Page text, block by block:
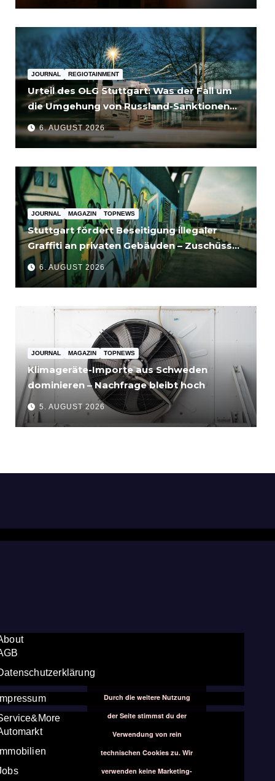
JOURNAL REGIOTAINMENT
Urteil des OLG Stuttgart: Was der Fall um
die Umgehung von Russland-Sanktionen
für Unternehmen bedeutet
6. AUGUST 2026
JOURNAL MAGAZIN TOPNEWS
Stuttgart fördert Beseitigung illegaler
Graffiti an privaten Gebäuden – Zuschüsse
bis 3.500 Euro
6. AUGUST 2026
JOURNAL MAGAZIN TOPNEWS
Klimageräte-Importe aus Schweden
dominieren – Nachfrage bleibt hoch
5. AUGUST 2026
Durch die weitere Nutzung
der Seite stimmst du der
Verwendung von rein
technischen Cookies zu. Wir
verwenden keine Marketing-